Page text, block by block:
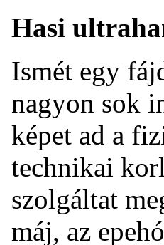
Hasi
Ismét egy
nagyon sok
képet ad a
technikai
szolgáltat
máj, az